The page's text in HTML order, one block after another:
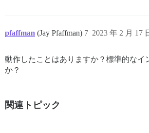
pfaffman (Jay Pfaffman) 2023 年 2 月 17
7
動作したことはありますか？標準的なイ
か？
関連トピック